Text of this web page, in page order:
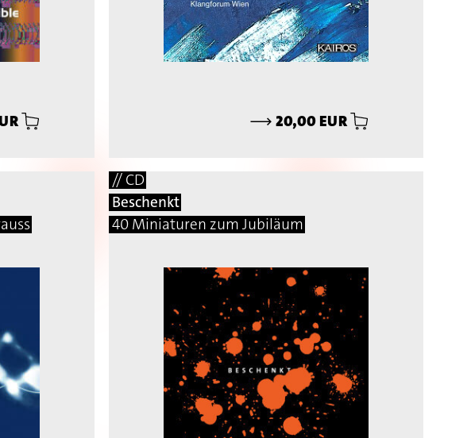
⟶ 20,00 EUR
// CD
Beschenkt
40 Miniaturen zum Jubiläum